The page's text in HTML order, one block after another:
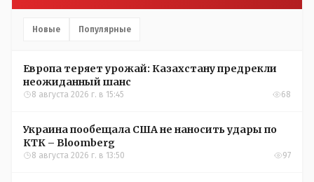
Новые Популярные
Европа теряет урожай: Казахстану предрекли
неожиданный шанс
8 августа 2026 г. в 15:45 68
Украина пообещала США не наносить удары по
КТК – Bloomberg
8 августа 2026 г. в 13:50 97